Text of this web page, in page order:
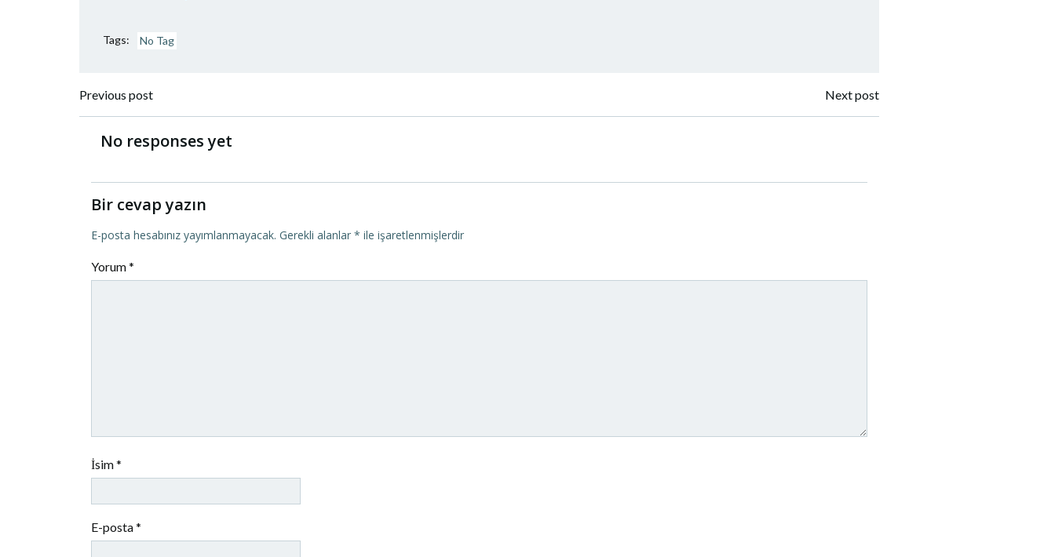
Tags: No Tag
Yazı
dolaşımı
Previous post Next post
No responses yet
Bir cevap yazın
E-posta hesabınız yayımlanmayacak. Gerekli alanlar * ile işaretlenmişlerdir
Yorum*
İsim*
E-posta*